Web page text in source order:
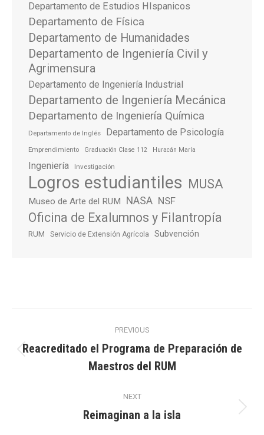
Departamento de Estudios HIspanicos
Departamento de Física
Departamento de Humanidades
Departamento de Ingeniería Civil y
Agrimensura
Departamento de Ingeniería Industrial
Departamento de Ingeniería Mecánica
Departamento de Ingeniería Química
Departamento de Inglés Departamento de Psicología
Emprendimiento Graduación Clase 112 Huracán María
Ingeniería Investigación
Logros estudiantiles MUSA
Museo de Arte del RUM NASA NSF
Oficina de Exalumnos y Filantropía
RUM Servicio de Extensión Agrícola Subvención
navigation
PREVIOUS
post:
Reacreditado el Programa de Preparación de
Maestros del RUM
NEXT
Next
Reimaginan a la isla